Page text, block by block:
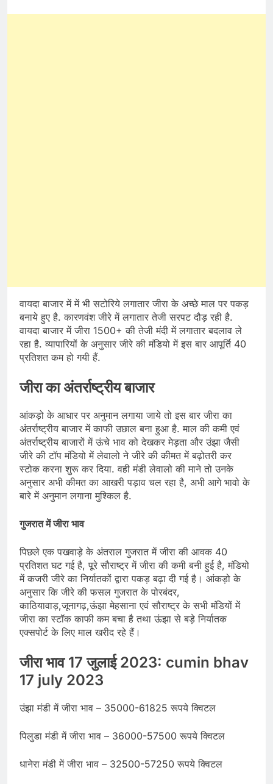
वायदा बाजार में में भी सटोरिये लगातार जीरा के अच्छे माल पर पकड़
बनाये हुए है. कारणवंश जीरे में लगातार तेजी सरपट दौड़ रही है.
वायदा बाजार में जीरा 1500+ की तेजी मंदी में लगातार बदलाव ले
रहा है. व्यापारियों के अनुसार जीरे की मंडियो में इस बार आपूर्ति 40
प्रतिशत कम हो गयी हैं.
जीरा का अंतर्राष्ट्रीय बाजार
आंकड़ो के आधार पर अनुमान लगाया जाये तो इस बार जीरा का
अंतर्राष्ट्रीय बाजार में काफी उछाल बना हुआ है. माल की कमी एवं
अंतर्राष्ट्रीय बाजारों में ऊंचे भाव को देखकर मेड़ता और उंझा जैसी
जीरे की टॉप मंडियो में लेवालो ने जीरे की कीमत में बढ़ोतरी कर
स्टोक करना शुरू कर दिया. वही मंडी लेवालो की माने तो उनके
अनुसार अभी कीमत का आखरी पड़ाव चल रहा है, अभी आगे भावो के
बारे में अनुमान लगाना मुश्किल है.
गुजरात में जीरा भाव
पिछले एक पखवाड़े के अंतराल गुजरात में जीरा की आवक 40
प्रतिशत घट गई है, पूरे सौराष्ट्र में जीरा की कमी बनी हुई है, मंडियो
में कजरी जीरे का निर्यातकों द्वारा पकड़ बढ़ा दी गई है। आंकड़ो के
अनुसार कि जीरे की फसल गुजरात के पोरबंदर,
काठियावाड़,जूनागढ़,ऊंझा मेहसाना एवं सौराष्ट्र के सभी मंडियों में
जीरा का स्टॉक काफी कम बचा है तथा ऊंझा से बड़े निर्यातक
एक्सपोर्ट के लिए माल खरीद रहे हैं।
जीरा भाव 17 जुलाई 2023: cumin bhav
17 july 2023
उंझा मंडी में जीरा भाव – 35000-61825 रूपये क्विटल
पिलुडा मंडी में जीरा भाव – 36000-57500 रूपये क्विटल
धानेरा मंडी में जीरा भाव – 32500-57250 रूपये क्विटल